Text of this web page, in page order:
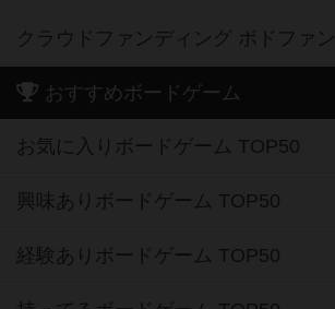
クラウドファンディング ボドファン
おすすめボードゲーム
お気に入りボードゲーム TOP50
興味ありボードゲーム TOP50
経験ありボードゲーム TOP50